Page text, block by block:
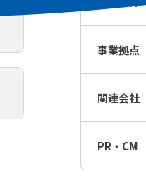
事業拠点
関連会社
PR・CM